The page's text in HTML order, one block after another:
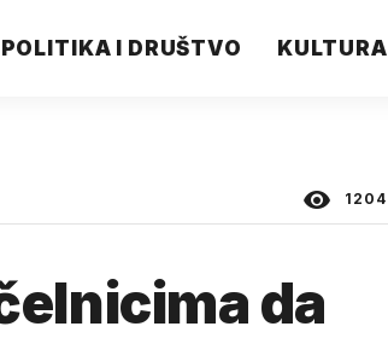
POLITIKA I DRUŠTVO KULTURA
1204
da